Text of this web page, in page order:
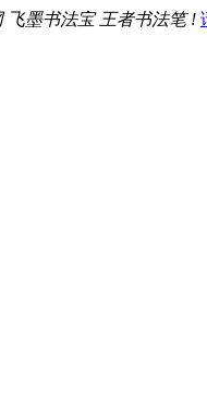
飞墨书法宝 王者书法笔 !